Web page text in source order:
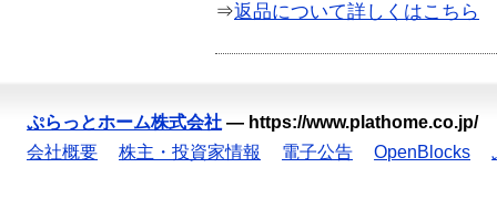
⇒返品について詳しくはこちら
ぷらっとホーム株式会社 — https://www.plathome.co.jp/
会社概要
株主・投資家情報 電子公告 OpenBlocks